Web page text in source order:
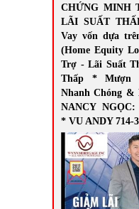
CHỨNG MINH
LÃI SUẤT
Vay vốn dựa
(Home Equity
Trợ - Lãi Suất
Thấp * Mượn
Nhanh Chóng &
NANCY NGỌC:
* VU ANDY 714-